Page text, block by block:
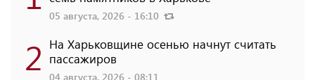
05 августа, 2026 - 16:10
2 На Харьковщине осенью начнут считать
пассажиров
04 августа, 2026 - 08:11